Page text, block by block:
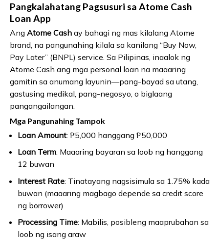
Pangkalahatang Pagsusuri sa Atome Cash
Loan App
Ang Atome Cash ay bahagi ng mas kilalang Atome
brand, na pangunahing kilala sa kanilang “Buy Now,
Pay Later” (BNPL) service. Sa Pilipinas, inaalok ng
Atome Cash ang mga personal loan na maaaring
gamitin sa anumang layunin—pang-bayad sa utang,
gastusing medikal, pang-negosyo, o biglaang
pangangailangan.
Mga Pangunahing Tampok
Loan Amount: ₱5,000 hanggang ₱50,000
Loan Term: Maaaring bayaran sa loob ng hanggang
12 buwan
Interest Rate: Tinatayang nagsisimula sa 1.75% kada
buwan (maaaring magbago depende sa credit score
ng borrower)
Processing Time: Mabilis, posibleng maaprubahan sa
loob ng isang araw